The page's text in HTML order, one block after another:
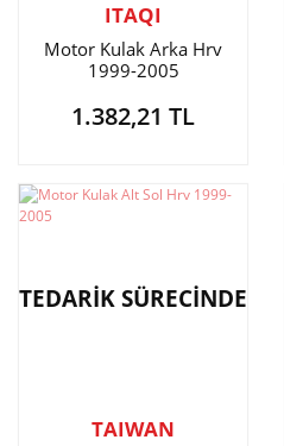
ITAQI
Motor Kulak Arka Hrv
1999-2005
1.382,21 TL
TEDARİK SÜRECİNDE
TAIWAN